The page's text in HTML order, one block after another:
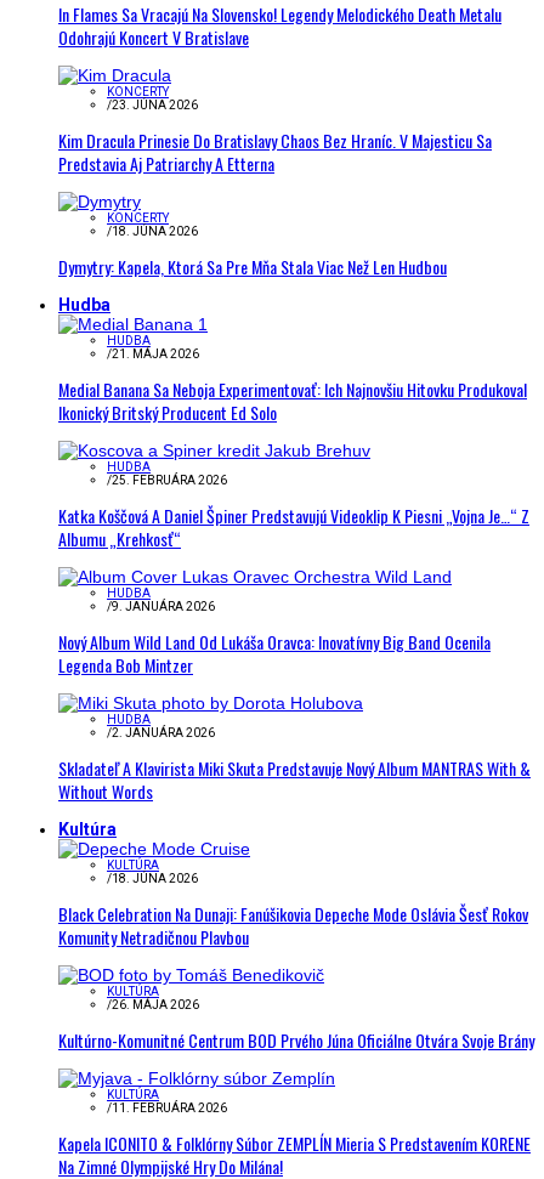
In Flames Sa Vracajú Na Slovensko! Legendy Melodického Death Metalu
Odohrajú Koncert V Bratislave
KONCERTY
/23. JÚNA 2026
Kim Dracula Prinesie Do Bratislavy Chaos Bez Hraníc. V Majesticu Sa
Predstavia Aj Patriarchy A Etterna
KONCERTY
/18. JÚNA 2026
Dymytry: Kapela, Ktorá Sa Pre Mňa Stala Viac Než Len Hudbou
Hudba
HUDBA
/21. MÁJA 2026
Medial Banana Sa Neboja Experimentovať: Ich Najnovšiu Hitovku Produkoval
Ikonický Britský Producent Ed Solo
HUDBA
/25. FEBRUÁRA 2026
Katka Koščová A Daniel Špiner Predstavujú Videoklip K Piesni „Vojna Je…“ Z
Albumu „Krehkosť“
HUDBA
/9. JANUÁRA 2026
Nový Album Wild Land Od Lukáša Oravca: Inovatívny Big Band Ocenila
Legenda Bob Mintzer
HUDBA
/2. JANUÁRA 2026
Skladateľ A Klavirista Miki Skuta Predstavuje Nový Album MANTRAS With &
Without Words
Kultúra
KULTÚRA
/18. JÚNA 2026
Black Celebration Na Dunaji: Fanúšikovia Depeche Mode Oslávia Šesť Rokov
Komunity Netradičnou Plavbou
KULTÚRA
/26. MÁJA 2026
Kultúrno-Komunitné Centrum BOD Prvého Júna Oficiálne Otvára Svoje Brány
KULTÚRA
/11. FEBRUÁRA 2026
Kapela ICONITO & Folklórny Súbor ZEMPLÍN Mieria S Predstavením KORENE
Na Zimné Olympijské Hry Do Milána!